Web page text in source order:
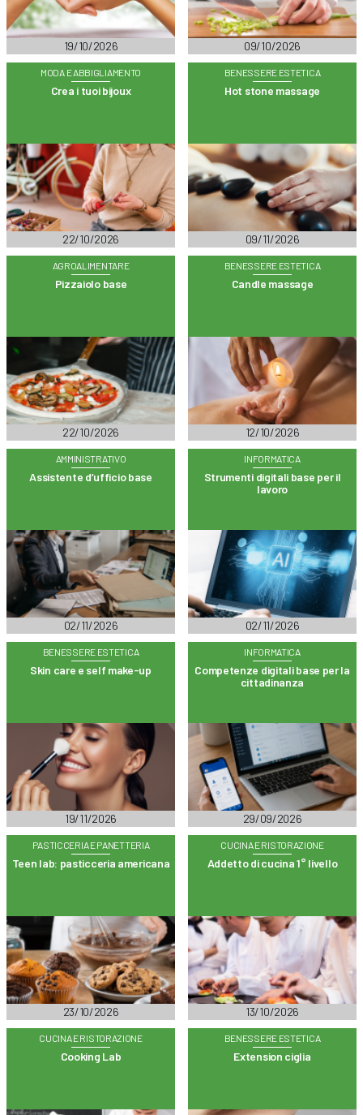
19/10/2026 09/10/2026
MODA E ABBIGLIAMENTO
Crea i tuoi bijoux
22/10/2026
BENESSERE ESTETICA
Hot stone massage
09/11/2026
AGROALIMENTARE
Pizzaiolo base
22/10/2026
BENESSERE ESTETICA
Candle massage
12/10/2026
AMMINISTRATIVO
Assistente d’ufficio base
02/11/2026
INFORMATICA
Strumenti digitali base per il
lavoro
02/11/2026
BENESSERE ESTETICA
Skin care e self make-up
19/11/2026
INFORMATICA
Competenze digitali base per la
cittadinanza
29/09/2026
PASTICCERIA E PANETTERIA
Teen lab: pasticceria americana
23/10/2026
CUCINA E RISTORAZIONE
Addetto di cucina 1° livello
13/10/2026
CUCINA E RISTORAZIONE
Cooking Lab
BENESSERE ESTETICA
Extension ciglia